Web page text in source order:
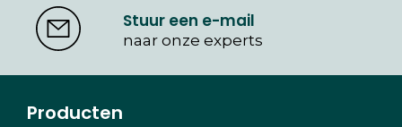
Stuur een e-mail
naar onze experts
Producten